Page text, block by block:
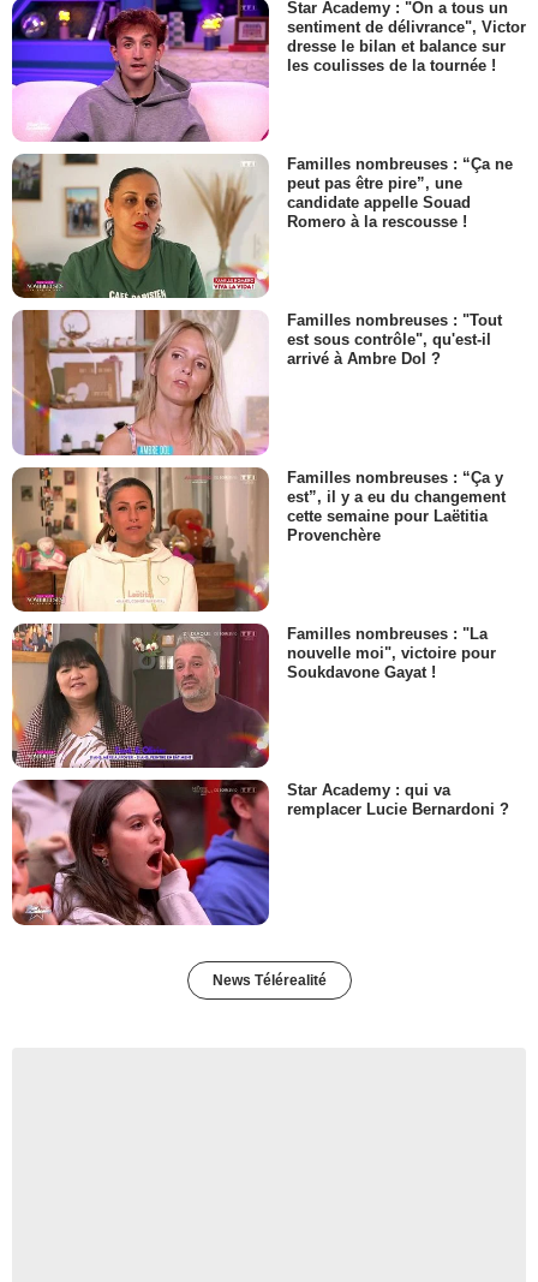
Star Academy : "On a tous un
sentiment de délivrance", Victor
dresse le bilan et balance sur
les coulisses de la tournée !
Familles nombreuses : “Ça ne
peut pas être pire”, une
candidate appelle Souad
Romero à la rescousse !
Familles nombreuses : "Tout
est sous contrôle", qu'est-il
arrivé à Ambre Dol ?
Familles nombreuses : “Ça y
est”, il y a eu du changement
cette semaine pour Laëtitia
Provenchère
Familles nombreuses : "La
nouvelle moi", victoire pour
Soukdavone Gayat !
Star Academy : qui va
remplacer Lucie Bernardoni ?
News Télérealité